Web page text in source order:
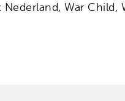
War Child,